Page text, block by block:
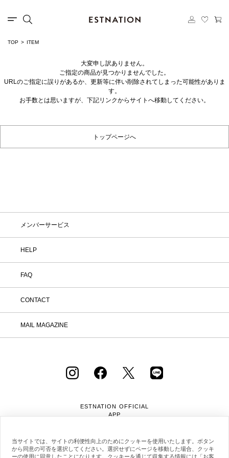
TOP ITEM
大変申し訳ありません。
ご指定の商品が見つかりませんでした。
URLのご指定に誤りがあるか、更新等に伴い削除されてしまった可能性がありま
す。
お手数とは思いますが、下記リンクからサイトへ移動してください。
トップページへ
メンバーサービス
HELP
FAQ
CONTACT
MAIL MAGAZINE
ESTNATION OFFICIAL
APP
当サイトでは、サイトの利便性向上のためにクッキーを使用いたします。ボタン
から同意の可否を選択してください。選択せずにページを移動した場合、クッキ
ーの使用に同意したことになります。クッキーを通じて収集する情報には「お客